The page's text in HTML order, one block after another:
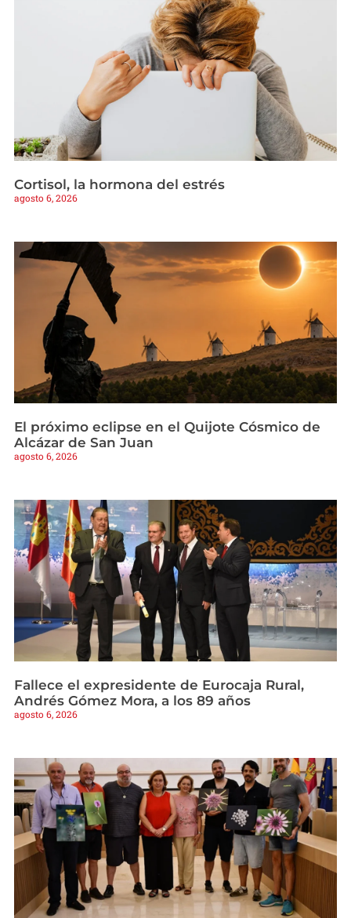
Cortisol, la hormona del estrés
agosto 6, 2026
El próximo eclipse en el Quijote Cósmico de
Alcázar de San Juan
agosto 6, 2026
Fallece el expresidente de Eurocaja Rural,
Andrés Gómez Mora, a los 89 años
agosto 6, 2026